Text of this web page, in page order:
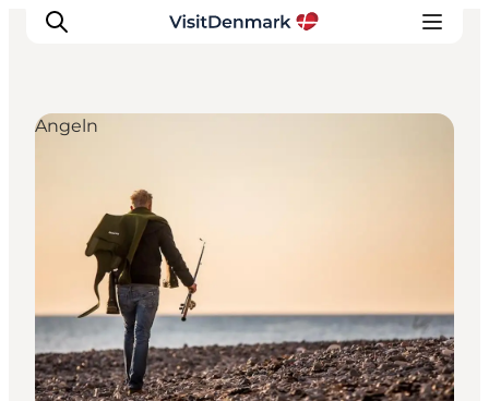
Inspiration
Regionen
Erlebnisse
Unterkünfte
Reiseplanung
Angeln